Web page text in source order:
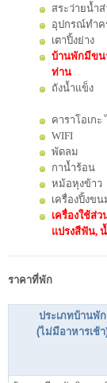
สระว่ายน้ำ
อุปกรณ์ทำค
เตาปิ้งย่าง
บ้านพักมีขน
ท่าน
ถังน้ำแข็ง
คาราโอเกะ
WIFI
พัดลม
กาน้ำร้อน
หม้อหุงข้าว
เครื่องปิ้งขน
เครื่องใช้ส่
แปรงสีฟัน,
ราคาที่พัก
ประเภทบ้านพัก
(ไม่มีอาหารเช้า